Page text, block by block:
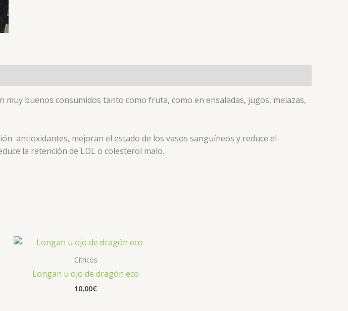
buenos consumidos tanto como fruta, como en ensaladas, jugos, melazas,
antioxidantes, mejoran el estado de los vasos sanguíneos y reduce el
la retención de LDL o colesterol malo.
Cítricos
Longan u ojo de dragón eco
10,00€